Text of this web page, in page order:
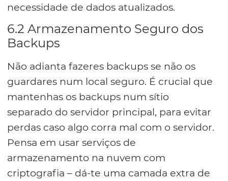
necessidade de dados atualizados.
6.2 Armazenamento Seguro dos
Backups
Não adianta fazeres backups se não os
guardares num local seguro. É crucial que
mantenhas os backups num sítio
separado do servidor principal, para evitar
perdas caso algo corra mal com o servidor.
Pensa em usar serviços de
armazenamento na nuvem com
criptografia – dá-te uma camada extra de